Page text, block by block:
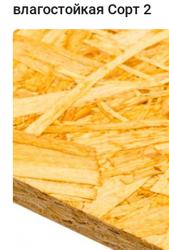
влагостойкая Сорт 2